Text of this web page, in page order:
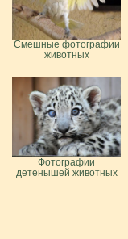
Смешные фотографии
животных
Фотографии
детенышей животных